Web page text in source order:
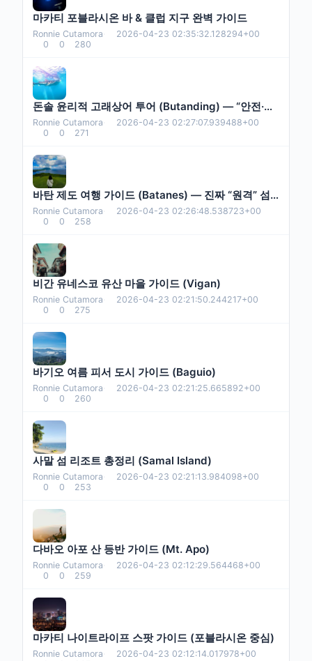
마카티 포블라시온 바 & 클럽 지구 완벽 가이드
Ronnie Cutamora
2026-04-23 02:35:32.128294+00
0
0 280
돈솔 윤리적 고래상어 투어 (Butanding) — “안전·매너·규칙” 중심
Ronnie Cutamora
2026-04-23 02:27:07.939488+00
0
0 271
바탄 제도 여행 가이드 (Batanes) — 진짜 “원격” 섬 여행
Ronnie Cutamora
2026-04-23 02:26:48.538723+00
0
0 258
비간 유네스코 유산 마을 가이드 (Vigan)
Ronnie Cutamora
2026-04-23 02:21:50.244217+00
0
0 275
바기오 여름 피서 도시 가이드 (Baguio)
Ronnie Cutamora
2026-04-23 02:21:25.665892+00
0
0 260
사말 섬 리조트 총정리 (Samal Island)
Ronnie Cutamora
2026-04-23 02:21:13.984098+00
0
0 253
다바오 아포 산 등반 가이드 (Mt. Apo)
Ronnie Cutamora
2026-04-23 02:12:29.564468+00
0
0 259
마카티 나이트라이프 스팟 가이드 (포블라시온 중심)
Ronnie Cutamora
2026-04-23 02:12:14.017978+00